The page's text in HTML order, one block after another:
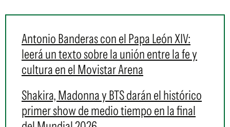
Antonio Banderas con el Papa León XIV:
leerá un texto sobre la unión entre la fe y
cultura en el Movistar Arena
Shakira, Madonna y BTS darán el histórico
primer show de medio tiempo en la final